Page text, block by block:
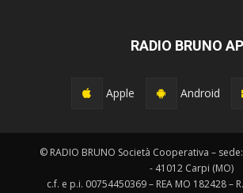
RADIO BRUNO
Apple Android
© RADIO BRUNO Società Cooperativa –
- 41012 Carpi (MO)
c.f. e p.i. 00754450369 – REA MO 182428 –